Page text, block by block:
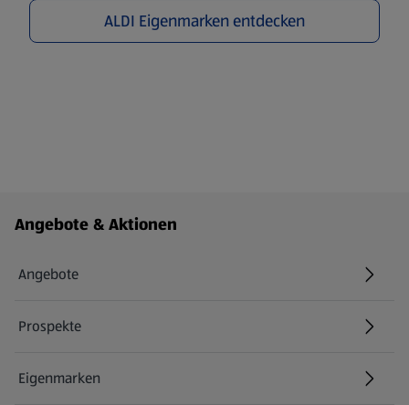
ALDI Eigenmarken entdecken
Fußzeilenmenü - weitere Links
Angebote & Aktionen
Angebote
Prospekte
Eigenmarken